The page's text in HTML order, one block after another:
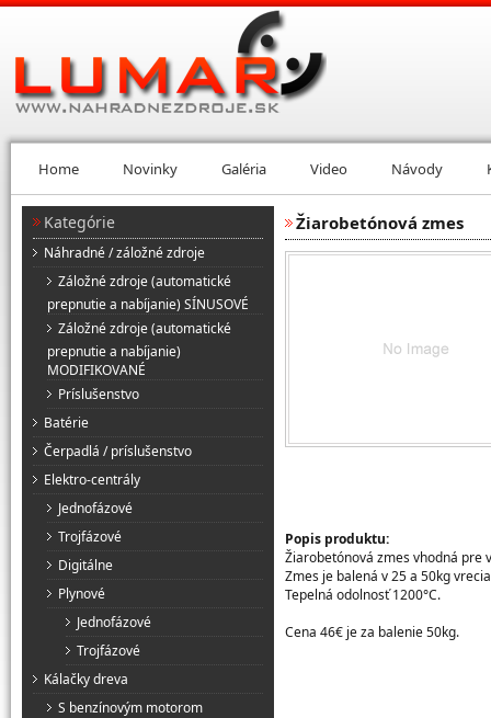
Home Novinky Galéria Video Návody
Kategórie
Náhradné / záložné zdroje
Záložné zdroje (automatické
prepnutie a nabíjanie) SÍNUSOVÉ
Záložné zdroje (automatické
prepnutie a nabíjanie)
MODIFIKOVANÉ
Príslušenstvo
Batérie
Čerpadlá / príslušenstvo
Elektro-centrály
Jednofázové
Trojfázové
Digitálne
Plynové
Jednofázové
Trojfázové
Kálačky dreva
S benzínovým motorom
Žiarobetónová zmes
Popis produktu:
Žiarobetónová zmes vhodná pre
Zmes je balená v 25 a 50kg
Tepelná odolnosť 1200°C.
Cena 46€ je za balenie 50kg.